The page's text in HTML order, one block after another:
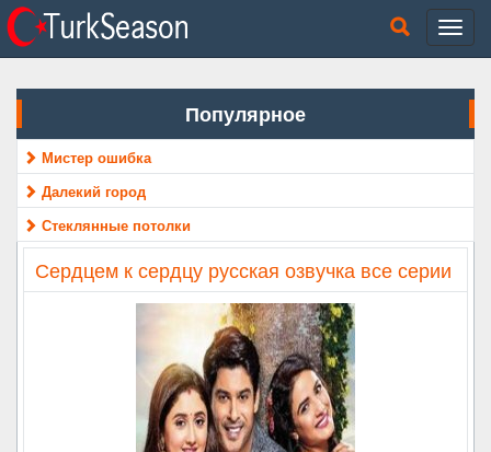
Популярное
Мистер ошибка
Далекий город
Стеклянные потолки
Сердцем к сердцу русская озвучка все серии